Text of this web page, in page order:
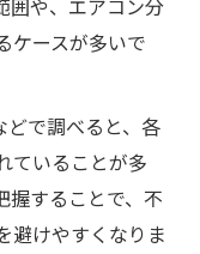
囲や、エアコン分
ケースが多いで
どで調べると、各
ていることが多
握することで、不
避けやすくなりま